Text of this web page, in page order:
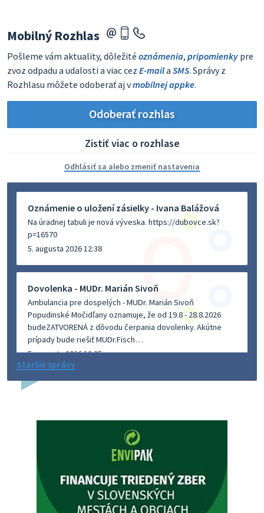
Mobilný Rozhlas
Pošleme vám aktuality, dôležité oznámenia, pripomienky pre
zvoz odpadu a udalosti a viac cez E-maila SMS. Správy z
Rozhlasu môžete odoberať aj vmobilnej appke.
Odoberať rozhlas
Zistiť viac o rozhlase
Odhlásiť sa alebo zmeniť nastavenia
Oznámenie o uložení zásielky - Ivana Balážová
Na úradnej tabuli je nová výveska. https://dubovce.sk?
p=16570
5. augusta 2026 12:38
Dovolenka - MUDr. Marián Sivoň
Ambulancia pre dospelých - MUDr. Marián Sivoň
Popudinské Močidľany oznamuje, že od 19.8 - 28.8.2026
budeZATVORENÁ z dôvodu čerpania dovolenky. Akútne
prípady bude riešiť MUDr.Fisch…
5. augusta 2026 12:35
4. augusta 2026 15:30
Dnešný zvoz odpadu
Vážený občan, dnes 5. 8. sa zváža komunálny odpad.
5. augusta 2026 05:00
Staršie správy